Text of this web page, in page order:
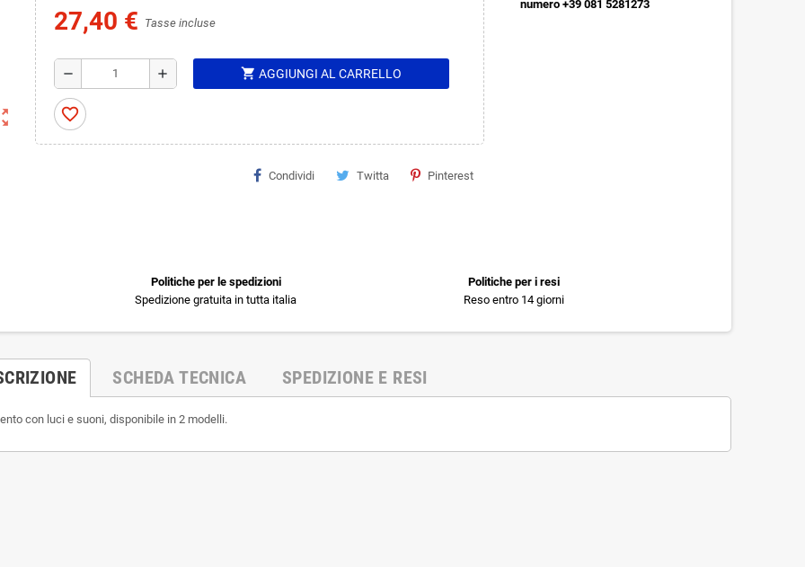
27,40 € Tasse incluse
remove add shopping_cart AGGIUNGI AL CARRELLO
favorite_border
Condividi Twitta Pinterest
numero +39 081 5281273
Politiche per le spedizioni
Spedizione gratuita in tutta italia
Politiche per i resi
Reso entro 14 giorni
SCHEDA TECNICA SPEDIZIONE E RESI
con luci e suoni, disponibile in 2 modelli.